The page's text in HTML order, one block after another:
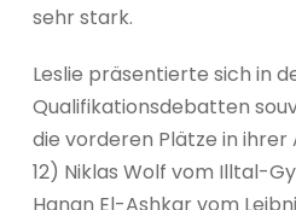
sehr stark.
Leslie präsentierte sich in
Qualifikationsdebatten
die vorderen Plätze in ihrer
12) Niklas Wolf vom Illtal-